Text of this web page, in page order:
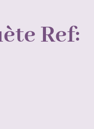
Ref: